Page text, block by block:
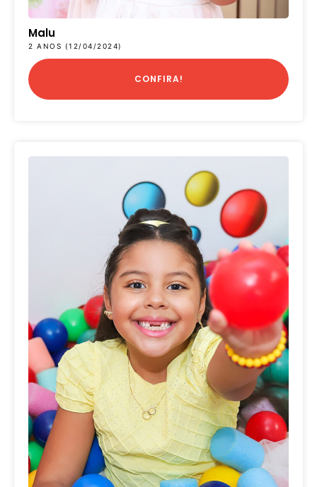
Malu
2 ANOS (12/04/2024)
CONFIRA!